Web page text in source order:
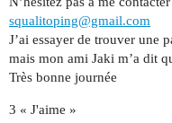
squalitoping@gmail.com
J’ai essayer de trouver une
mais mon ami Jaki m’a dit
Très bonne journée
3 « J'aime »